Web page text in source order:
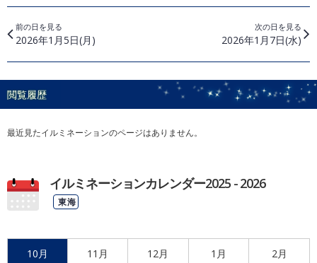
前の日を見る
2026年1月5日(月)
次の日を見る
2026年1月7日(水)
閲覧履歴
最近見たイルミネーションのページはありません。
イルミネーションカレンダー2025 - 2026
東海
10月 11月 12月 1月 2月